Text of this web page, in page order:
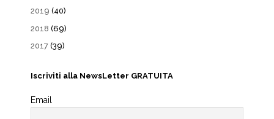
2019 (40)
2018 (69)
2017 (39)
Iscriviti alla NewsLetter GRATUITA
Email